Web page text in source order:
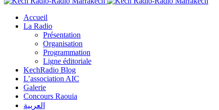
Accueil
La Radio
Présentation
Organisation
Programmation
Ligne éditoriale
KechRadio Blog
L’association AIC
Galerie
Concours Raouia
العربية